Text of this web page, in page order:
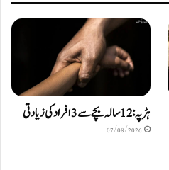
ہڑپہ: 12 سالہ بچے سے 3 افراد کی زیادتی
07/08/2026